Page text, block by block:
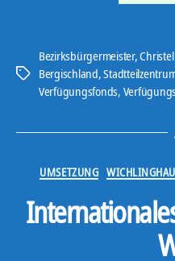
Schlagwörter
Bezirksbürgermeister,
Bergischland,
Verfügungsfonds,
UMSETZUNG